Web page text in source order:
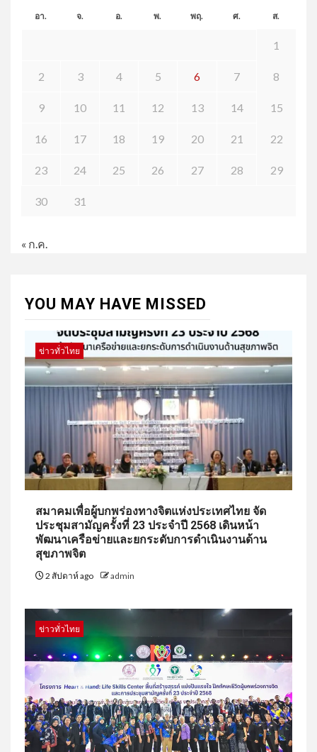
อา. จ. อ. พ. พฤ. ศ. ส.
1
2 3 4 5 6 7 8
9 10 11 12 13 14 15
16 17 18 19 20 21 22
23 24 25 26 27 28 29
30 31
« ก.ค.
YOU MAY HAVE MISSED
ข่าวทั่วไทย
สมาคมเพื่อผู้บกพร่องทางจิตแห่งประเทศไทย จัด
ประชุมสามัญครั้งที่ 23 ประจำปี 2568 เดินหน้า
พัฒนาเครือข่ายและยกระดับการดำเนินงานด้าน
สุขภาพจิต
2 สัปดาห์ ago admin
ข่าวทั่วไทย